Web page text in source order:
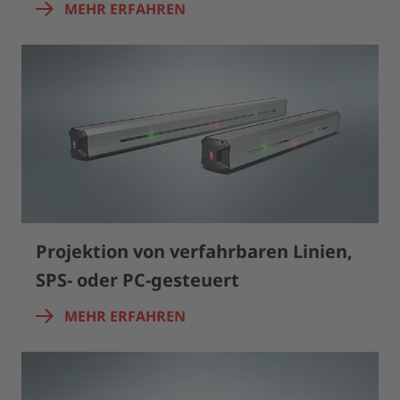
MEHR ERFAHREN
Projektion von verfahrbaren Linien,
SPS- oder PC-gesteuert
MEHR ERFAHREN